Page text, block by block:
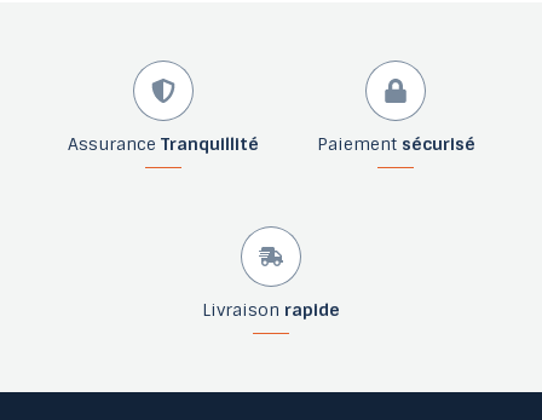
Assurance Tranquillité Paiement sécurisé
Livraison rapide